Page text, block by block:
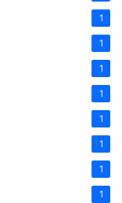
1
1
1
1
1
1
1
1